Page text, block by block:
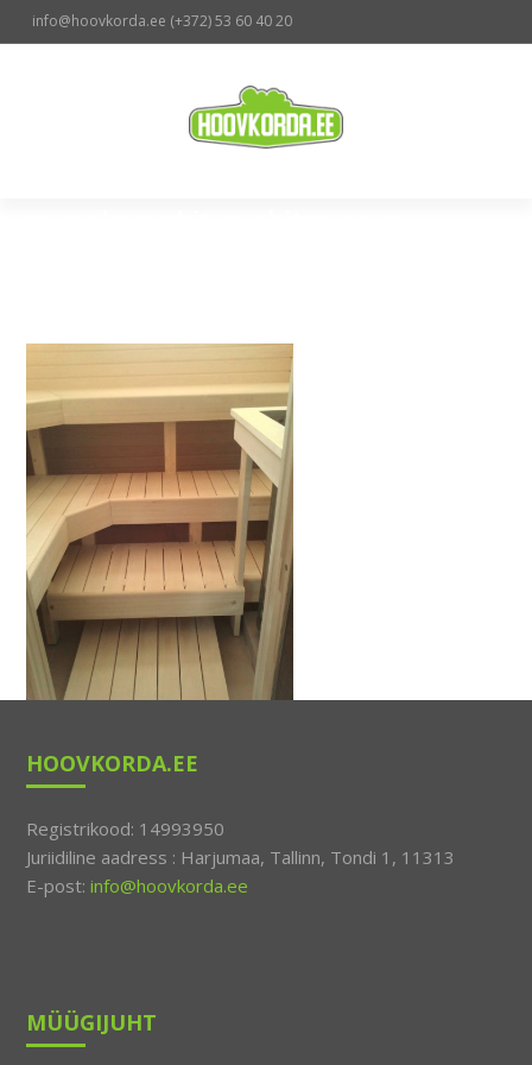
info@hoovkorda.ee (+372) 53 60 40 20
HOOVKORDA.EE
Registrikood: 14993950
Juriidiline aadress : Harjumaa, Tallinn, Tondi 1, 11313
E-post:info@hoovkorda.ee
MÜÜGIJUHT